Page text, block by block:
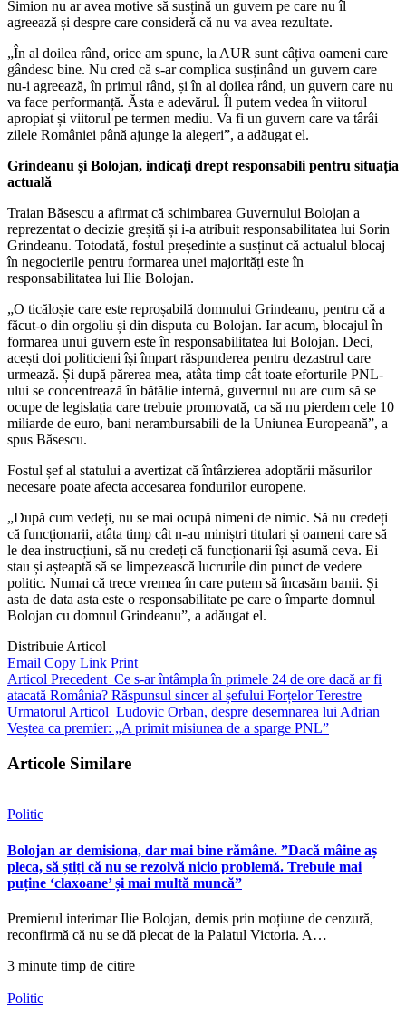
Simion nu ar avea motive să susțină un guvern pe care nu îl
agreează și despre care consideră că nu va avea rezultate.
„În al doilea rând, orice am spune, la AUR sunt câțiva oameni care
gândesc bine. Nu cred că s-ar complica susținând un guvern care
nu-i agreează, în primul rând, și în al doilea rând, un guvern care nu
va face performanță. Ăsta e adevărul. Îl putem vedea în viitorul
apropiat și viitorul pe termen mediu. Va fi un guvern care va târâi
zilele României până ajunge la alegeri”, a adăugat el.
Grindeanu și Bolojan, indicați drept responsabili pentru situația
actuală
Traian Băsescu a afirmat că schimbarea Guvernului Bolojan a
reprezentat o decizie greșită și i-a atribuit responsabilitatea lui Sorin
Grindeanu. Totodată, fostul președinte a susținut că actualul blocaj
în negocierile pentru formarea unei majorități este în
responsabilitatea lui Ilie Bolojan.
„O ticăloșie care este reproșabilă domnului Grindeanu, pentru că a
făcut-o din orgoliu și din disputa cu Bolojan. Iar acum, blocajul în
formarea unui guvern este în responsabilitatea lui Bolojan. Deci,
acești doi politicieni își împart răspunderea pentru dezastrul care
urmează. Și după părerea mea, atâta timp cât toate eforturile PNL-
ului se concentrează în bătălie internă, guvernul nu are cum să se
ocupe de legislația care trebuie promovată, ca să nu pierdem cele 10
miliarde de euro, bani nerambursabili de la Uniunea Europeană”, a
spus Băsescu.
Fostul șef al statului a avertizat că întârzierea adoptării măsurilor
necesare poate afecta accesarea fondurilor europene.
„După cum vedeți, nu se mai ocupă nimeni de nimic. Să nu credeți
că funcționarii, atâta timp cât n-au miniștri titulari și oameni care să
le dea instrucțiuni, să nu credeți că funcționarii își asumă ceva. Ei
stau și așteaptă să se limpezească lucrurile din punct de vedere
politic. Numai că trece vremea în care putem să încasăm banii. Și
asta de data asta este o responsabilitate pe care o împarte domnul
Bolojan cu domnul Grindeanu”, a adăugat el.
Distribuie Articol
Email Copy Link Print
Articol Precedent Ce s-ar întâmpla în primele 24 de ore dacă ar fi
atacată România? Răspunsul sincer al șefului Forțelor Terestre
Urmatorul Articol Ludovic Orban, despre desemnarea lui Adrian
Veștea ca premier: „A primit misiunea de a sparge PNL”
Articole Similare
Politic
Bolojan ar demisiona, dar mai bine rămâne. ”Dacă mâine aș
pleca, să știți că nu se rezolvă nicio problemă. Trebuie mai
puține ‘claxoane’ și mai multă muncă”
Premierul interimar Ilie Bolojan, demis prin moțiune de cenzură,
reconfirmă că nu se dă plecat de la Palatul Victoria. A…
3 minute timp de citire
Politic